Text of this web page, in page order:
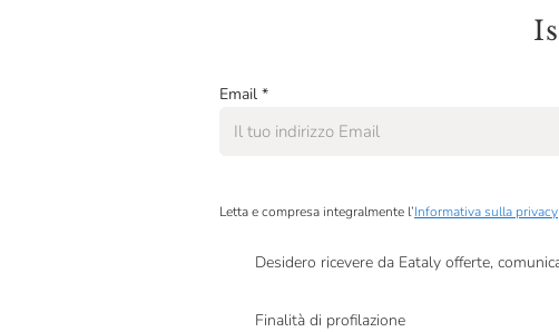
Email *
Letta e compresa integralmente l’Informativa sulla privacy
Desidero ricevere da Eataly offerte,
Finalità di profilazione